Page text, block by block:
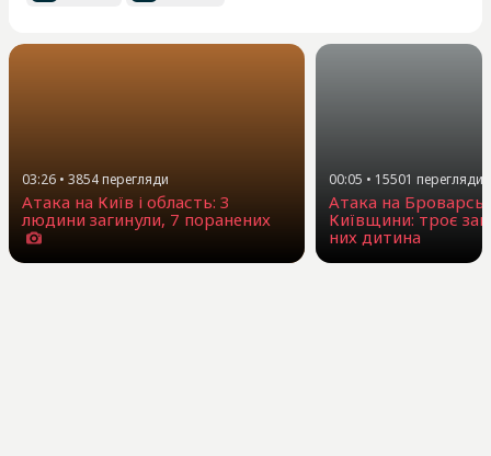
03:26 • 3854перегляди
Атака на Київ і область: 3
людини загинули, 7 поранених
00:05 • 15501 перегляди
Атака на
Київщини: троє
них дитина